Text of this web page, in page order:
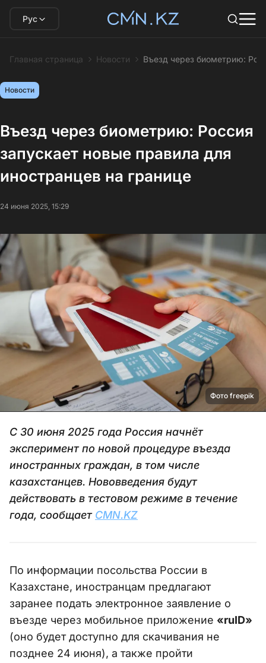
Рус
Главная страница Новости Въезд через биометрию:
Новости
Въезд через биометрию: Россия
запускает новые правила для
иностранцев на границе
24 июня 2025, 15:29
Фото freepik
С 30 июня 2025 года Россия начнёт
эксперимент по новой процедуре въезда
иностранных граждан, в том числе
казахстанцев. Нововведения будут
действовать в тестовом режиме в течение
года, сообщает CMN.KZ
По информации посольства России в
Казахстане, иностранцам предлагают
заранее подать электронное заявление о
въезде через мобильное приложение «ruID»
(оно будет доступно для скачивания не
позднее 24 июня), а также пройти